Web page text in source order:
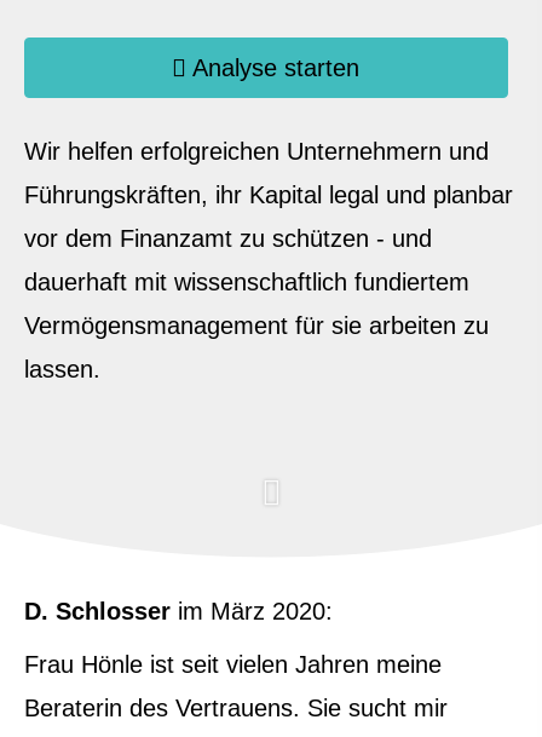
Analyse starten
Wir helfen erfolgreichen Unternehmern und
Führungskräften, ihr Kapital legal und planbar
vor dem Finanzamt zu schützen - und
dauerhaft mit wissenschaftlich fundiertem
Vermögensmanagement für sie arbeiten zu
lassen.
D. Schlosser im März 2020:
Frau Hönle ist seit vielen Jahren meine
Beraterin des Vertrauens. Sie sucht mir